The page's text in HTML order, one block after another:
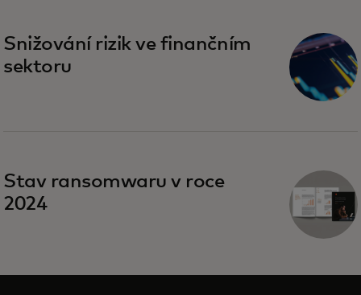
Snižování rizik ve finančním
sektoru
Stav ransomwaru v roce
2024